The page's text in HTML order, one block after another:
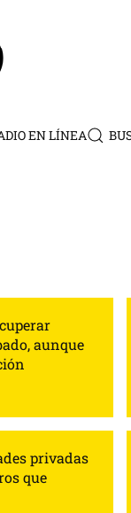
EN LÍNEA
aunque
privadas
que